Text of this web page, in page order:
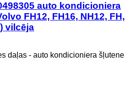
auto kondicioniera
FH12, FH16, NH12, FH,
vilcēja
daļas - auto kondicioniera šļutene